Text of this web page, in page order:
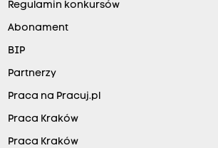
Regulamin konkursów
Abonament
BIP
Partnerzy
Praca na Pracuj.pl
Praca Kraków
Praca Kraków